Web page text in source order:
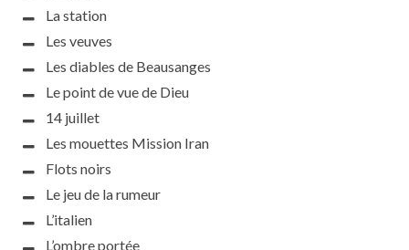
La station
Les veuves
Les diables de Beausanges
Le point de vue de Dieu
14 juillet
Les mouettes Mission Iran
Flots noirs
Le jeu de la rumeur
L’italien
L’ombre portée